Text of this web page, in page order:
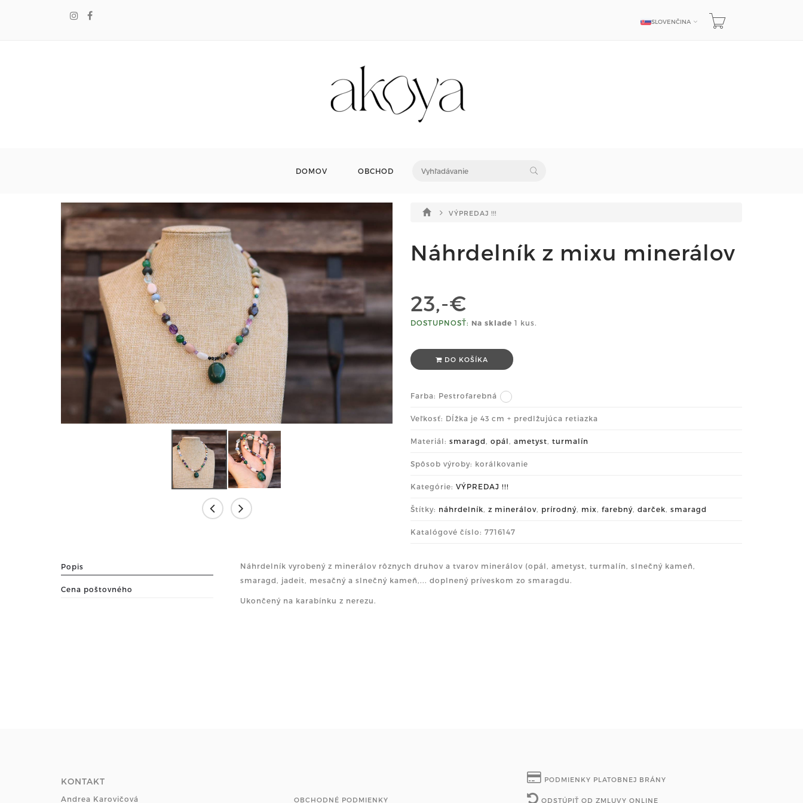
SLOVENČINA
JAZYK
DOMOV OBCHOD
VÝPREDAJ !!!
Náhrdelník z mixu minerálov
23,-€
DOSTUPNOSŤ: Na sklade 1 kus.
DO KOŠÍKA
Farba: Pestrofarebná
Veľkosť: Dĺžka je 43 cm + predlžujúca retiazka
Materiál: smaragd , opál , ametyst, turmalín
Spôsob výroby: korálkovanie
Kategórie: VÝPREDAJ !!!
Štítky: náhrdelník, z minerálov, prírodný, mix , farebný, darček, smaragd
Katalógové číslo: 7716147
Popis
Cena poštovného
Náhrdelník vyrobený z minerálov rôznych druhov a tvarov minerálov (opál, ametyst, turmalín, slnečný kameň,
smaragd, jadeit, mesačný a slnečný kameň,... doplnený príveskom zo smaragdu.
Ukončený na karabínku z nerezu.
KONTAKT
Andrea Karovičová OBCHODNÉ PODMIENKY
PODMIENKY PLATOBNEJ BRÁNY
ODSTÚPIŤ OD ZMLUVY ONLINE